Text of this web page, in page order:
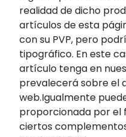
realidad de dicho
artículos de esta
con su PVP, pero
tipográfico. En este
artículo tenga en
prevalecerá sobre el
web.Igualmente
proporcionada por
ciertos